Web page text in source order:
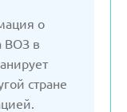
о
ВОЗ в
стране